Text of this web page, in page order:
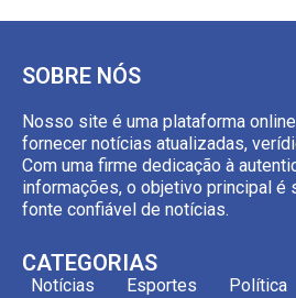
SOBRE NÓS
Nosso site é uma plataforma
fornecer notícias atualizadas,
Com uma firme dedicação à
informações, o objetivo principal é
fonte confiável de notícias.
CATEGORIAS
Notícias Esportes Política